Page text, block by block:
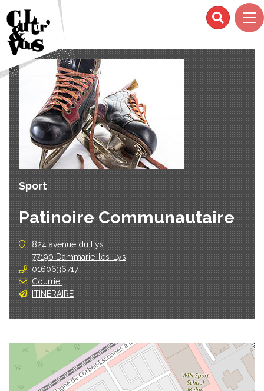
Sport
Patinoire Communautaire
824 avenue du Lys
77190 Dammarie-lès-Lys
0160636717
Courriel
ITINÉRAIRE